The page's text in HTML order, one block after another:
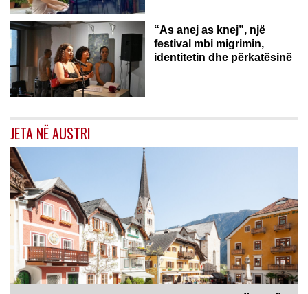
“As anej as knej”, një
festival mbi migrimin,
identitetin dhe përkatësinë
JETA NË AUSTRI